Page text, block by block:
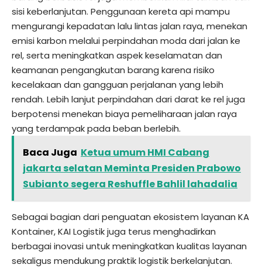
sisi keberlanjutan. Penggunaan kereta api mampu
mengurangi kepadatan lalu lintas jalan raya, menekan
emisi karbon melalui perpindahan moda dari jalan ke
rel, serta meningkatkan aspek keselamatan dan
keamanan pengangkutan barang karena risiko
kecelakaan dan gangguan perjalanan yang lebih
rendah. Lebih lanjut perpindahan dari darat ke rel juga
berpotensi menekan biaya pemeliharaan jalan raya
yang terdampak pada beban berlebih.
Baca Juga Ketua umum HMI Cabang
jakarta selatan Meminta Presiden Prabowo
Subianto segera Reshuffle Bahlil lahadalia
Sebagai bagian dari penguatan ekosistem layanan KA
Kontainer, KAI Logistik juga terus menghadirkan
berbagai inovasi untuk meningkatkan kualitas layanan
sekaligus mendukung praktik logistik berkelanjutan.